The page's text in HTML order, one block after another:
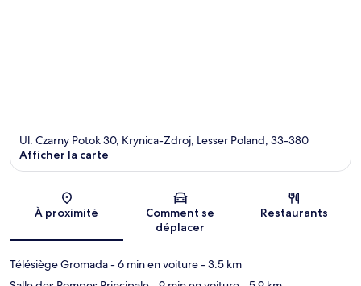
Carte
Ul. Czarny Potok 30, Krynica-Zdroj, Lesser Poland, 33-380
Afficher la carte
À proximité
Comment se
déplacer
Restaurants
Télésiège Gromada- 6 min en voiture- 3.5 km